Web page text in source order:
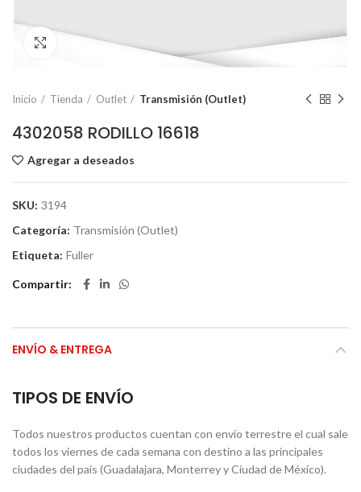
Click to enlarge
Inicio Tienda Outlet Transmisión (Outlet)
4302058 RODILLO 16618
Agregar a deseados
SKU: 3194
Categoría: Transmisión (Outlet)
Etiqueta: Fuller
Compartir
ENVÍO & ENTREGA
TIPOS DE ENVÍO
Todos nuestros productos cuentan con envío terrestre el cual sale
todos los viernes de cada semana con destino a las principales
ciudades del país (Guadalajara, Monterrey y Ciudad de México).